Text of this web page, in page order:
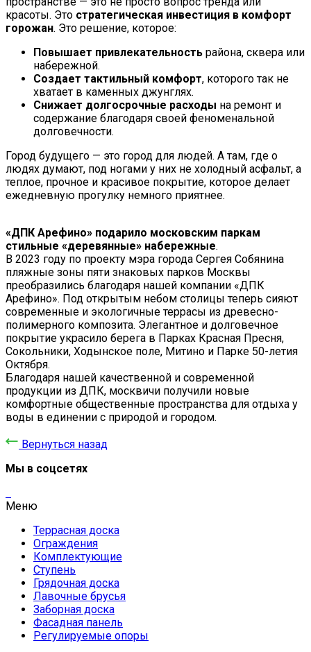
красоты. Это стратегическая инвестиция в комфорт
горожан. Это решение, которое:
Повышает привлекательность района, сквера или
набережной.
Создает тактильный комфорт, которого так не
хватает в каменных джунглях.
Снижает долгосрочные расходы на ремонт и
содержание благодаря своей феноменальной
долговечности.
Город будущего — это город для людей. А там, где о
людях думают, под ногами у них не холодный асфальт, а
теплое, прочное и красивое покрытие, которое делает
ежедневную прогулку немного приятнее.
«ДПК Арефино» подарило московским паркам
стильные «деревянные» набережные.
В 2023 году по проекту мэра города Сергея Собянина
пляжные зоны пяти знаковых парков Москвы
преобразились благодаря нашей компании «ДПК
Арефино». Под открытым небом столицы теперь сияют
современные и экологичные террасы из древесно-
полимерного композита. Элегантное и долговечное
покрытие украсило берега в Парках Красная Пресня,
Сокольники, Ходынское поле, Митино и Парке 50-летия
Октября.
Благодаря нашей качественной и современной
продукции из ДПК, москвичи получили новые
комфортные общественные пространства для отдыха у
воды в единении с природой и городом.
Вернуться назад
Мы в соцсетях
Меню
Террасная доска
Ограждения
Комплектующие
Ступень
Грядочная доска
Лавочные брусья
Заборная доска
Фасадная панель
Регулируемые опоры